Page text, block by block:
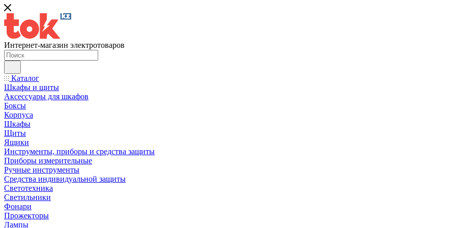
Интернет-магазин электротоваров
Каталог
Шкафы и щиты
Аксессуары для шкафов
Боксы
Корпуса
Шкафы
Щиты
Ящики
Инструменты, приборы и средства защиты
Приборы измерительные
Ручные инструменты
Средства индивидуальной защиты
Светотехника
Светильники
Фонари
Прожекторы
Лампы